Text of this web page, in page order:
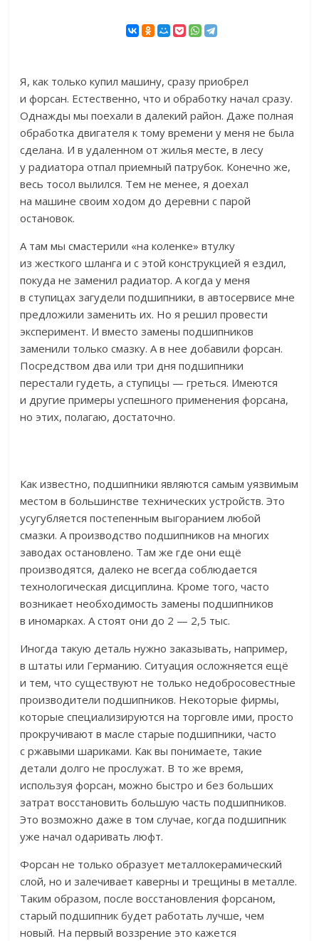
Я, как только купил машину, сразу приобрел
и форсан. Естественно, что и обработку начал сразу.
Однажды мы поехали в далекий район. Даже полная
обработка двигателя к тому времени у меня не была
сделана. И в удаленном от жилья месте, в лесу
у радиатора отпал приемный патрубок. Конечно же,
весь тосол вылился. Тем не менее, я доехал
на машине своим ходом до деревни с парой
остановок.
А там мы смастерили «на коленке» втулку
из жесткого шланга и с этой конструкцией я ездил,
покуда не заменил радиатор. А когда у меня
в ступицах загудели подшипники, в автосервисе мне
предложили заменить их. Но я решил провести
эксперимент. И вместо замены подшипников
заменили только смазку. А в нее добавили форсан.
Посредством два или три дня подшипники
перестали гудеть, а ступицы — греться. Имеются
и другие примеры успешного применения форсана,
но этих, полагаю, достаточно.
Как известно, подшипники являются самым уязвимым
местом в большинстве технических устройств. Это
усугубляется постепенным выгоранием любой
смазки. А производство подшипников на многих
заводах остановлено. Там же где они ещё
производятся, далеко не всегда соблюдается
технологическая дисциплина. Кроме того, часто
возникает необходимость замены подшипников
в иномарках. А стоят они до 2 — 2,5 тыс.
Иногда такую деталь нужно заказывать, например,
в штаты или Германию. Ситуация осложняется ещё
и тем, что существуют не только недобросовестные
производители подшипников. Некоторые фирмы,
которые специализируются на торговле ими, просто
прокручивают в масле старые подшипники, часто
с ржавыми шариками. Как вы понимаете, такие
детали долго не прослужат. В то же время,
используя форсан, можно быстро и без больших
затрат восстановить большую часть подшипников.
Это возможно даже в том случае, когда подшипник
уже начал одаривать люфт.
Форсан не только образует металлокерамический
слой, но и залечивает каверны и трещины в металле.
Таким образом, после восстановления форсаном,
старый подшипник будет работать лучше, чем
новый. На первый воззрение это кажется